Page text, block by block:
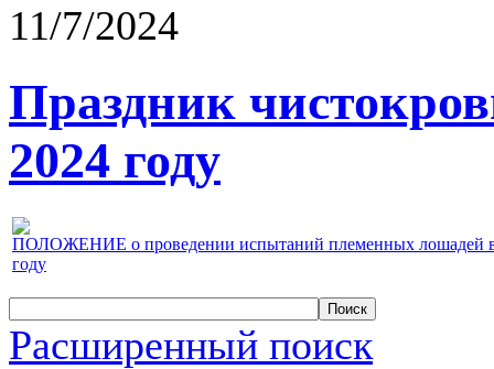
11/7/2024
Праздник
2024 году
ПОЛОЖЕНИЕ о проведении испытаний племенных лошадей
году
Расширенный поиск